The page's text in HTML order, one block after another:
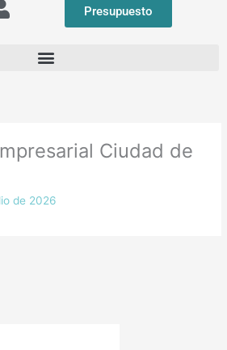
Presupuesto
Ciudad de
de 2026